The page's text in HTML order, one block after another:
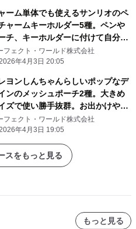
ーム単体でも使えるサンリオのペ
ャームキーホルダー5種。ペンや
チ、キーホルダーに付けて自分だ
アレンジしよう
フェクト・ワールド株式会社
年4月3日 20:05
ヨンしんちゃんらしいポップなデ
ンのメッシュポーチ2種。大きめ
ズで使い勝手抜群。お出かけや旅
ぜひ！
フェクト・ワールド株式会社
年4月3日 19:05
スをもっと見る
もっと見る